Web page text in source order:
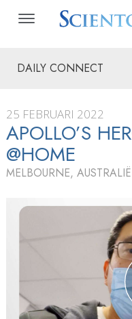
DAILY CONNECT
25 FEBRUARI 2022
APOLLO’S
@HOME
MELBOURNE, AUSTRALIË